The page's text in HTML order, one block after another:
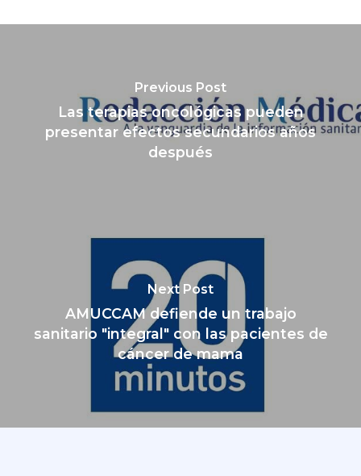
Previous Post
Las terapias oncológicas pueden
presentar efectos secundarios años
después
Next Post
AMUCCAM defiende un trabajo
sanitario "integral" con las pacientes de
cáncer de mama